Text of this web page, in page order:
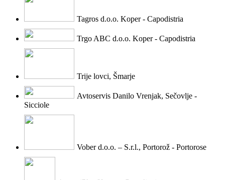
Tagros d.o.o. Koper - Capodistria
Trgo ABC d.o.o. Koper - Capodistria
Trije lovci, Šmarje
Avtoservis Danilo Vrenjak, Sečovlje -
Sicciole
Vober d.o.o. – S.r.l., Portorož - Portorose